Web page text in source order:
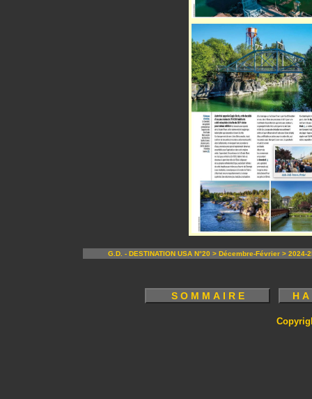
G.D. - DESTINATION USA N°20 > Décembre-Février > 2024-